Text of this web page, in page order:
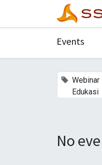
Events
Webinar
Edukasi
No